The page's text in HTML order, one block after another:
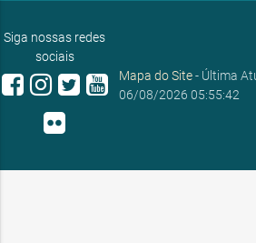
Siga nossas redes
sociais
Mapa do Site- Última
06/08/2026 05:55:42